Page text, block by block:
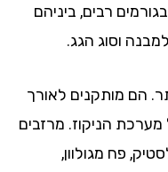
רבים, ביניהם
וסוג הגג.
מותקנים לאורך
הניקוז. מרזבים
פח מגולוון,